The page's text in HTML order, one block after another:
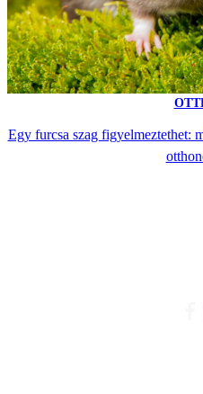
Egy furcsa szag figyelmeztethet: